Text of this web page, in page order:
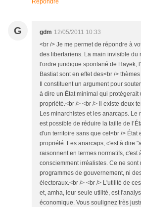
Répondre
G gdm 12/05/2011 10:33
<br /> Je me permet de répondre à
des libertariens. La main invisible du
l'ordre juridique spontané de Hayek,
Bastiat sont en effet des<br />
Il constituent un argument pour
à dire un État minimal qui protègerait
propriété.<br /> <br /> Il existe deux
Les minarchistes et les anarcaps. Le
est possible de réduire la taille de
d'un territoire sans que cet<br /> État
propriété. Les anarcaps, c'est à dire
raisonnent en termes normatifs, c'est
consciemment irréalistes. Ce ne sont
programmes de gouvernement, ni
électoraux.<br /> <br /> L'utilité de
et, amha, leur seule utilité, est
économique. Vous soulignez très